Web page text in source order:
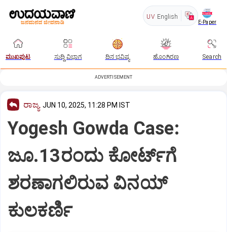
UV English
E-Paper
ಮುಖಪುಟ ಸುದ್ದಿ ವಿಭಾಗ ದಿನ ಭವಿಷ್ಯ ಹೊಂಗಿರಣ Search
ADVERTISEMENT
ರಾಜ್ಯ JUN 10, 2025, 11:28 PM IST
Yogesh Gowda Case:
ಜೂ.13ರಂದು ಕೋರ್ಟ್‌ಗೆ
ಶರಣಾಗಲಿರುವ ವಿನಯ್‌
ಕುಲಕರ್ಣಿ